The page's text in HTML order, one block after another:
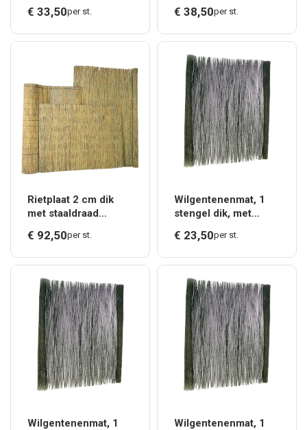
cm.*
€ 33,50per st.
cm.*
€ 38,50per st.
Rietplaat 2 cm dik
met staaldraad
200 cm.*
€ 92,50per st.
Wilgentenenmat, 1
stengel dik, met
gevlochten 100 x 200
cm.*
€ 23,50per st.
Wilgentenenmat, 1
Wilgentenenmat, 1